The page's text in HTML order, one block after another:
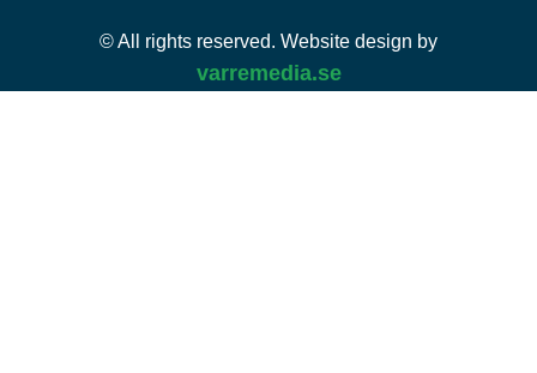
© All rights reserved. Website design by
varremedia.se